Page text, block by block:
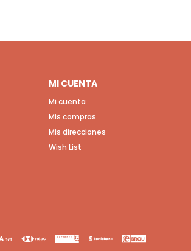
MI CUENTA
Mi cuenta
Mis compras
Mis direcciones
Wish List